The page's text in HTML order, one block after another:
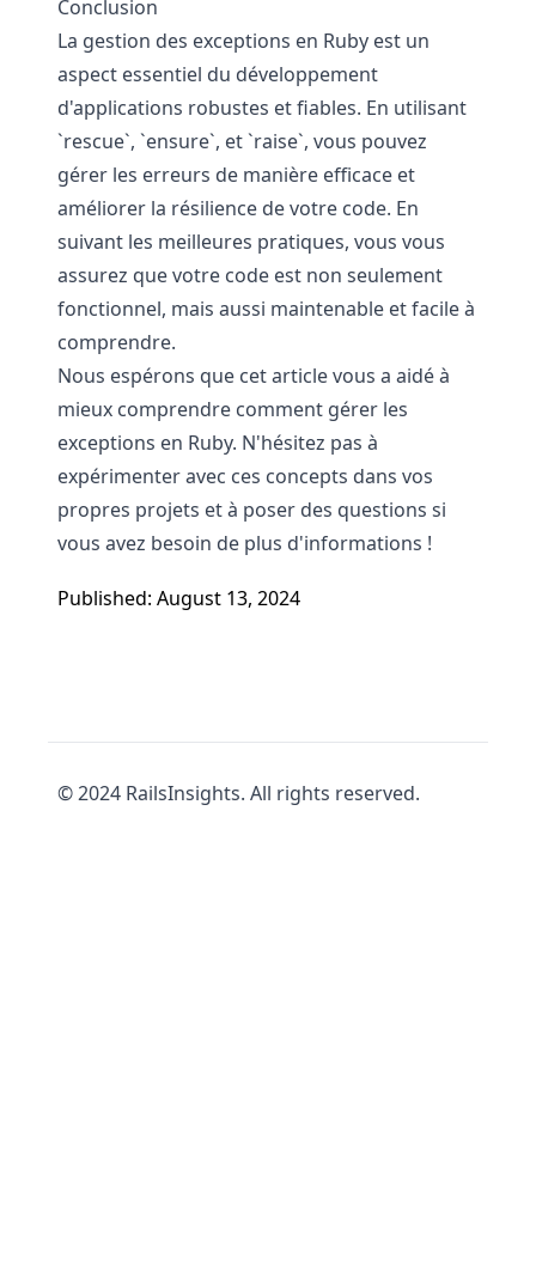
Conclusion
La gestion des exceptions en Ruby est un
aspect essentiel du développement
d'applications robustes et fiables. En utilisant
`rescue`, `ensure`, et `raise`, vous pouvez
gérer les erreurs de manière efficace et
améliorer la résilience de votre code. En
suivant les meilleures pratiques, vous vous
assurez que votre code est non seulement
fonctionnel, mais aussi maintenable et facile à
comprendre.
Nous espérons que cet article vous a aidé à
mieux comprendre comment gérer les
exceptions en Ruby. N'hésitez pas à
expérimenter avec ces concepts dans vos
propres projets et à poser des questions si
vous avez besoin de plus d'informations !
Published: August 13, 2024
© 2024 RailsInsights. All rights reserved.